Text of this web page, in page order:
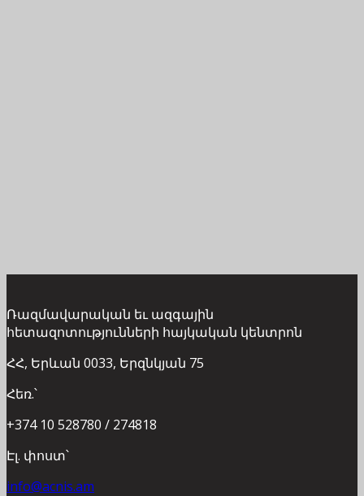
Ռազմավարական եւ ազգային
հետազոտությունների հայկական կենտրոն
ՀՀ, Երևան 0033, Երզնկյան 75
Հեռ.՝
+374 10 528780 / 274818
Էլ. փոստ՝
info@acnis.am